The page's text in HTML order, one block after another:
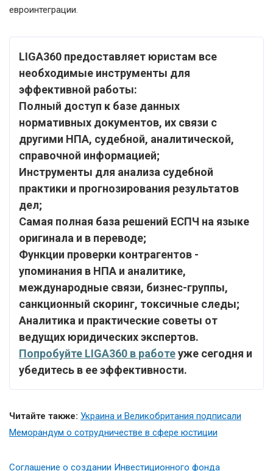
евроинтеграции.
LIGA360 предоставляет юристам все
необходимые инструменты для
эффективной работы:
Полный доступ к базе данных
нормативных документов, их связи с
другими НПА, судебной, аналитической,
справочной информацией;
Инструменты для анализа судебной
практики и прогнозирования результатов
дел;
Самая полная база решений ЕСПЧ на языке
оригинала и в переводе;
Функции проверки контрагентов -
упоминания в НПА и аналитике,
международные связи, бизнес-группы,
санкционный скоринг, токсичные следы;
Аналитика и практические советы от
ведущих юридических экспертов.
Попробуйте LIGA360 в работеуже сегодня и
убедитесь в ее эффективности.
Читайте также: Украина и Великобритания подписали
Меморандум о сотрудничестве в сфере юстиции
Соглашение о создании Инвестиционного фонда